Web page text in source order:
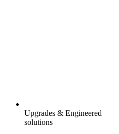
Upgrades & Engineered
solutions